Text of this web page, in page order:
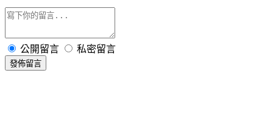
公開留言 私密留言
發佈留言